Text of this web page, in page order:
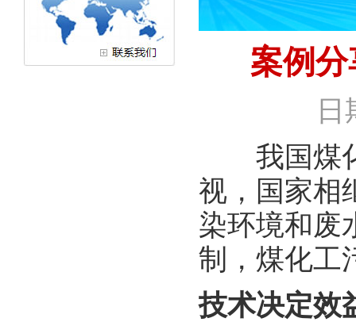
案例
我国煤化
视，国家相
染环境和废
制，煤化工
技术决定效